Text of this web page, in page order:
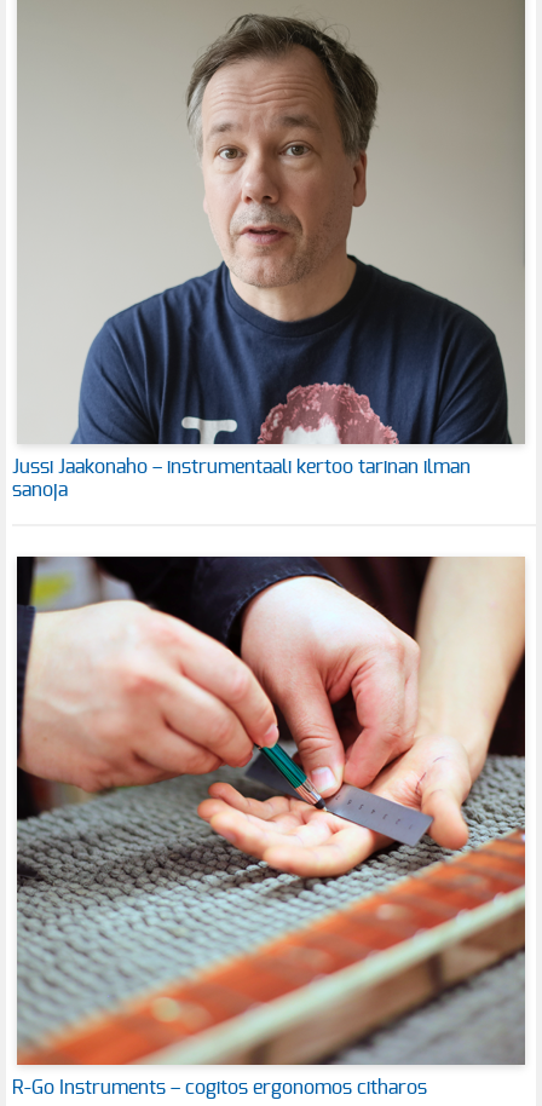
Jussi Jaakonaho – instrumentaali kertoo tarinan ilman
sanoja
R-Go Instruments – cogitos ergonomos citharos